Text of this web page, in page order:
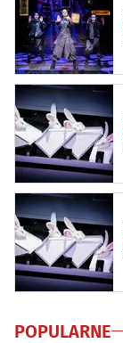
POPULARNE